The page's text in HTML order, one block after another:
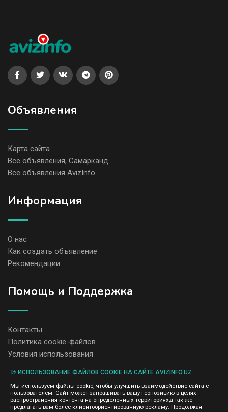
Объявления
Карта сайта
Все объявления, Самарканд
Все объявления AvizInfo
Информация
О нас
Как создать объявление
Рекомендации
Помощь и Поддержка
Контакты
Политика cookie-файлов
Условия использования
содержание размещенных объявлений.
Мы ценим конфиденциальность наших пользователей. Мы не
передаем и не продаем личную информацию зарегистрированных
🍪 ИСПОЛЬЗОВАНИЕ ФАЙЛОВ COOKIE НА САЙТЕ AVIZINFO.UZ
Мы используем файлы cookie, чтобы улучшить взаимодействие сайта с
пользователем. Сайт может запрашивать вашу геопозицию в целях
распространения контента на определенных территориях,а так же
предлагать вам более клиентоориентированную рекламу. Продолжая